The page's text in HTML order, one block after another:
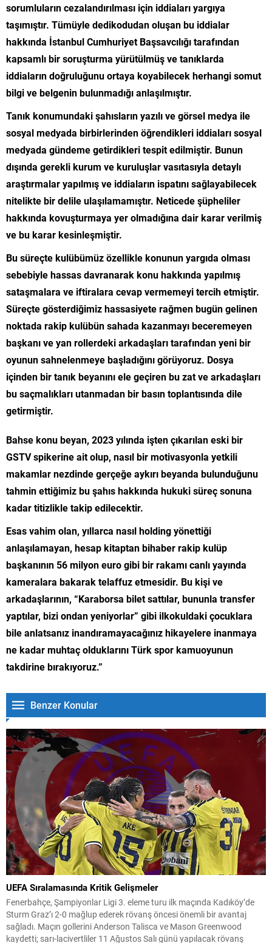
sorumluların cezalandırılması için iddiaları yargıya
taşımıştır. Tümüyle dedikodudan oluşan bu iddialar
hakkında İstanbul Cumhuriyet Başsavcılığı tarafından
kapsamlı bir soruşturma yürütülmüş ve tanıklarda
iddiaların doğruluğunu ortaya koyabilecek herhangi somut
bilgi ve belgenin bulunmadığı anlaşılmıştır.
Tanık konumundaki şahısların yazılı ve görsel medya ile
sosyal medyada birbirlerinden öğrendikleri iddiaları sosyal
medyada gündeme getirdikleri tespit edilmiştir. Bunun
dışında gerekli kurum ve kuruluşlar vasıtasıyla detaylı
araştırmalar yapılmış ve iddiaların ispatını sağlayabilecek
nitelikte bir delile ulaşılamamıştır. Neticede şüpheliler
hakkında kovuşturmaya yer olmadığına dair karar verilmiş
ve bu karar kesinleşmiştir.
Bu süreçte kulübümüz özellikle konunun yargıda olması
sebebiyle hassas davranarak konu hakkında yapılmış
sataşmalara ve iftiralara cevap vermemeyi tercih etmiştir.
Süreçte gösterdiğimiz hassasiyete rağmen bugün gelinen
noktada rakip kulübün sahada kazanmayı beceremeyen
başkanı ve yan rollerdeki arkadaşları tarafından yeni bir
oyunun sahnelenmeye başladığını görüyoruz. Dosya
içinden bir tanık beyanını ele geçiren bu zat ve arkadaşları
bu saçmalıkları utanmadan bir basın toplantısında dile
getirmiştir.
Bahse konu beyan, 2023 yılında işten çıkarılan eski bir
GSTV spikerine ait olup, nasıl bir motivasyonla yetkili
makamlar nezdinde gerçeğe aykırı beyanda bulunduğunu
tahmin ettiğimiz bu şahıs hakkında hukuki süreç sonuna
kadar titizlikle takip edilecektir.
Esas vahim olan, yıllarca nasıl holding yönettiği
anlaşılamayan, hesap kitaptan bihaber rakip kulüp
başkanının 56 milyon euro gibi bir rakamı canlı yayında
kameralara bakarak telaffuz etmesidir. Bu kişi ve
arkadaşlarının, “Karaborsa bilet sattılar, bununla transfer
yaptılar, bizi ondan yeniyorlar” gibi ilkokuldaki çocuklara
bile anlatsanız inandıramayacağınız hikayelere inanmaya
ne kadar muhtaç olduklarını Türk spor kamuoyunun
takdirine bırakıyoruz.”
Benzer Konular
UEFA Sıralamasında Kritik Gelişmeler
Fenerbahçe, Şampiyonlar Ligi 3. eleme turu ilk maçında Kadıköy’de
Sturm Graz’ı 2-0 mağlup ederek rövanş öncesi önemli bir avantaj
sağladı. Maçın gollerini Anderson Talisca ve Mason Greenwood
kaydetti; sarı-lacivertliler 11 Ağustos Salı günü yapılacak rövanş